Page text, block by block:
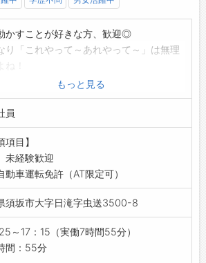
績に応じて、給与前払いが可能です◎
請！簡単受取！日払い即日払い対応！
明点はいつでもご相談ください！
応!!フォロー体制もバッチリ
ご自宅からお電話で可能です◎
学可能！自分が働くイメージができま
まのご応募を心よりお待ちしております
かすことが好きな方、歓迎◎
り「これやって～あれやって～」は無理
ください！
、職場に慣れるところから！
覚えていただくので、未経験の方でも安
場でリール巻取り・副資材運搬のお仕事
製品とは 「自動車ハーネス用端子」が巻
的には】
された電子部品の巻き取り
もっと見る
員
項目】
未経験歓迎
動車運転免許（AT限定可）
須坂市大字日滝字虫送3500-8
～17：15（実働7時間55分）
間：55分